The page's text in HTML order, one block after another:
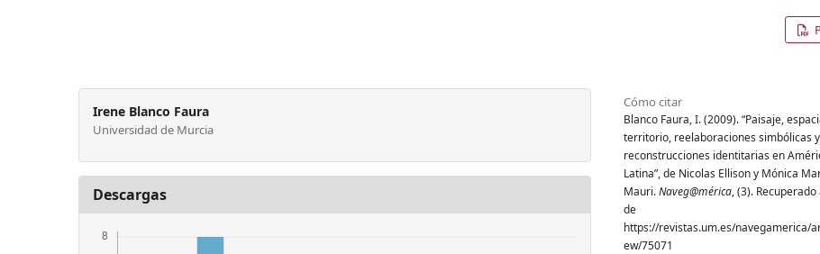
Irene Blanco Faura
Universidad de Murcia
Descargas
Cómo citar
Blanco Faura, I. (2009). “Paisaje,
territorio, reelaboraciones simbólicas y
reconstrucciones identitarias en
Latina”, de Nicolas Ellison y Mónica
Mauri.Naveg@mérica, (3).
de
https://revistas.um.es/navegamerica/
ew/75071